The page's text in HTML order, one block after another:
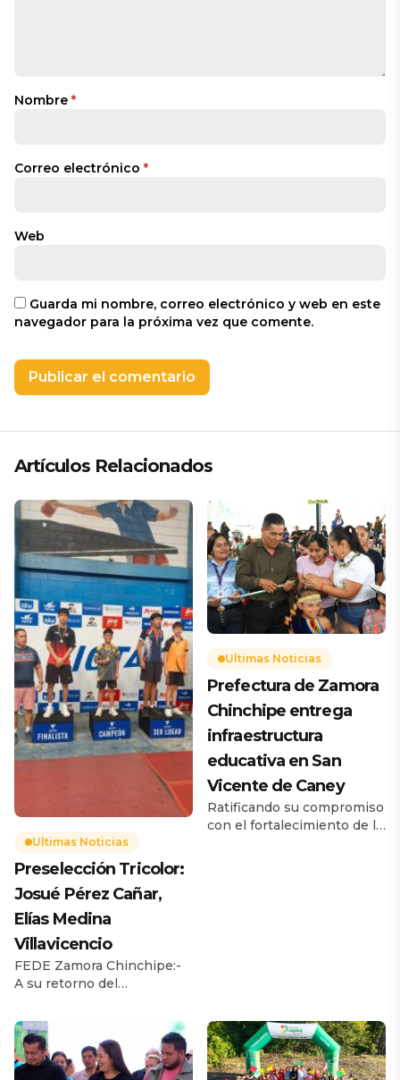
Nombre *
Correo electrónico *
Web
Guarda mi nombre, correo electrónico y web en este
navegador para la próxima vez que comente.
Artículos Relacionados
Ultimas Noticias
Preselección Tricolor:
Josué Pérez Cañar,
Elías Medina
Villavicencio
FEDE Zamora Chinchipe:-
A su retorno del
Mesa desarrollado en
Guayaquil – FEDE Guayas,
instalaciones de Estadio
Modelo, el entrenador de la
Ultimas Noticias
Prefectura de Zamora
Chinchipe entrega
infraestructura
educativa en San
Vicente de Caney
Ratificando su compromiso
con el fortalecimiento de la
ubicado en la comunidad
San Vicente de […]